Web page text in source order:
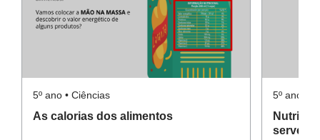
5º ano • Ciências
As calorias dos alimentos
5º ano •
servem?